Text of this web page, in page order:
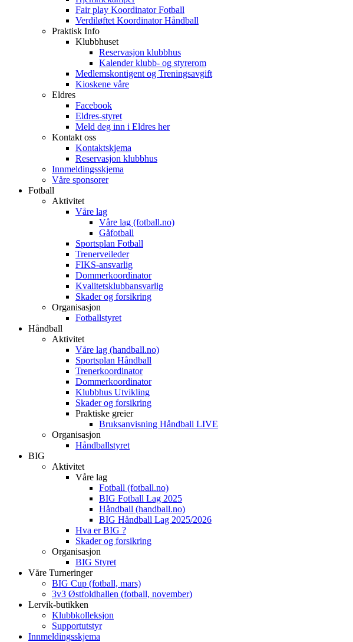
Fair play Koordinator Fotball
Verdiløftet Koordinator Håndball
Praktisk Info
Klubbhuset
Reservasjon klubbhus
Kalender klubb- og styrerom
Medlemskontigent og Treningsavgift
Kioskene våre
Eldres
Facebook
Eldres-styret
Meld deg inn i Eldres her
Kontakt oss
Kontaktskjema
Reservasjon klubbhus
Innmeldingsskjema
Våre sponsorer
Fotball
Aktivitet
Våre lag
Våre lag (fotball.no)
Gåfotball
Sportsplan Fotball
Trenerveileder
FIKS-ansvarlig
Dommerkoordinator
Kvalitetsklubbansvarlig
Skader og forsikring
Organisasjon
Fotballstyret
Håndball
Aktivitet
Våre lag (handball.no)
Sportsplan Håndball
Trenerkoordinator
Dommerkoordinator
Klubbhus Utvikling
Skader og forsikring
Praktiske greier
Bruksanvisning Håndball LIVE
Organisasjon
Håndballstyret
BIG
Aktivitet
Våre lag
Fotball (fotball.no)
BIG Fotball Lag 2025
Håndball (handball.no)
BIG Håndball Lag 2025/2026
Hva er BIG ?
Skader og forsikring
Organisasjon
BIG Styret
Våre Turneringer
BIG Cup (fotball, mars)
3v3 Østfoldhallen (fotball, november)
Lervik-butikken
Klubbkolleksjon
Supportutstyr
Innmeldingsskjema